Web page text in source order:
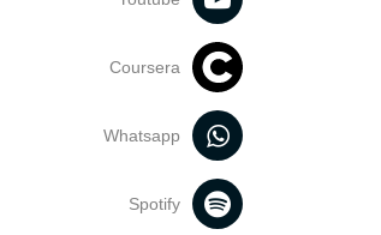
Coursera
Whatsapp
Spotify